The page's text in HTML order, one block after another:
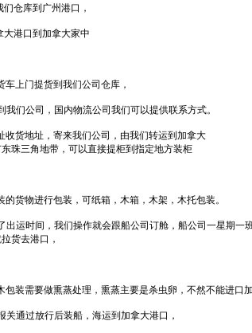
仓库到广州港口，
港口到加拿大家中
上门提货到我们公司仓库，
们公司，国内物流公司我们可以提供联系方式。
收货地址，寄来我们公司，由我们转运到加拿大
珠三角地带，可以直接提柜到指定地方装柜
货物进行包装，可纸箱，木箱，木架，木托包装。
出运时间，我们操作就会跟船公司订舱，船公司一星期一
货去港口，
装需要做熏蒸处理，熏蒸主要是杀虫卵，不然不能进口加
通过放行后装船，海运到加拿大港口，